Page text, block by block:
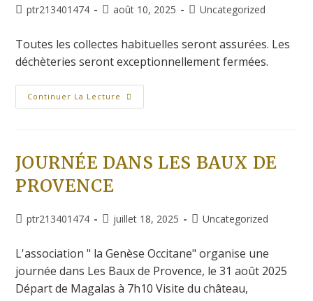
ptr213401474 août 10, 2025 Uncategorized
Toutes les collectes habituelles seront assurées. Les
déchèteries seront exceptionnellement fermées.
Continuer La Lecture
JOURNÉE DANS LES BAUX DE
PROVENCE
ptr213401474 juillet 18, 2025 Uncategorized
L'association " la Genèse Occitane" organise une
journée dans Les Baux de Provence, le 31 août 2025
Départ de Magalas à 7h10 Visite du château,